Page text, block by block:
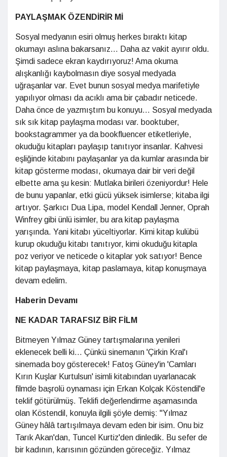
PAYLAŞMAK ÖZENDİRİR Mİ
Sosyal medyanın esiri olmuş herkes bıraktı kitap
okumayı aslına bakarsanız... Daha az vakit ayırır oldu.
Şimdi sadece ekran kaydırıyoruz! Ama okuma
alışkanlığı kaybolmasın diye sosyal medyada
uğraşanlar var. Evet bunun sosyal medya marifetiyle
yapılıyor olması da acıklı ama bir çabadır neticede.
Daha önce de yazmıştım bu konuyu... Sosyal medyada
sık sık kitap paylaşma modası var. booktuber,
bookstagrammer ya da bookfluencer etiketleriyle,
okuduğu kitapları paylaşıp tanıtıyor insanlar. Kahvesi
eşliğinde kitabını paylaşanlar ya da kumlar arasında bir
kitap gösterme modası, okumaya dair bir veri değil
elbette ama şu kesin: Mutlaka birileri özeniyordur! Hele
de bunu yapanlar, etki gücü yüksek isimlerse; kitaba ilgi
artıyor. Şarkıcı Dua Lipa, model Kendall Jenner, Oprah
Winfrey gibi ünlü isimler, bu ara kitap paylaşma
yarışında. Yani kitabı yüceltiyorlar. Kimi kitap kulübü
kurup okuduğu kitabı tanıtıyor, kimi okuduğu kitapla
poz veriyor ve neticede o kitaplar yok satıyor! Bence
kitap paylaşmaya, kitap paslamaya, kitap konuşmaya
devam edelim.
Haberin Devamı
NE KADAR TARAFSIZ BİR FİLM
Bitmeyen Yılmaz Güney tartışmalarına yenileri
eklenecek belli ki... Çünkü sinemanın 'Çirkin Kral'ı
sinemada boy gösterecek! Fatoş Güney'in 'Camları
Kırın Kuşlar Kurtulsun' isimli kitabından uyarlanacak
filmde başrolü oynaması için Erkan Kolçak Köstendil'e
teklif götürülmüş. Teklifi değerlendirme aşamasında
olan Köstendil, konuyla ilgili şöyle demiş: "Yılmaz
Güney hâlâ tartışılmaya devam eden bir isim. Onu biz
Tarık Akan'dan, Tuncel Kurtiz'den dinledik. Bu sefer de
bir kadının, karısının gözünden göreceğiz. Yılmaz